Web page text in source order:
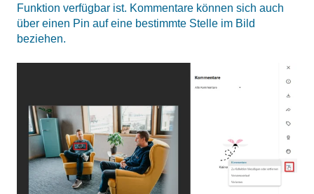
Funktion verfügbar ist. Kommentare können sich auch
über einen Pin auf eine bestimmte Stelle im Bild
beziehen.